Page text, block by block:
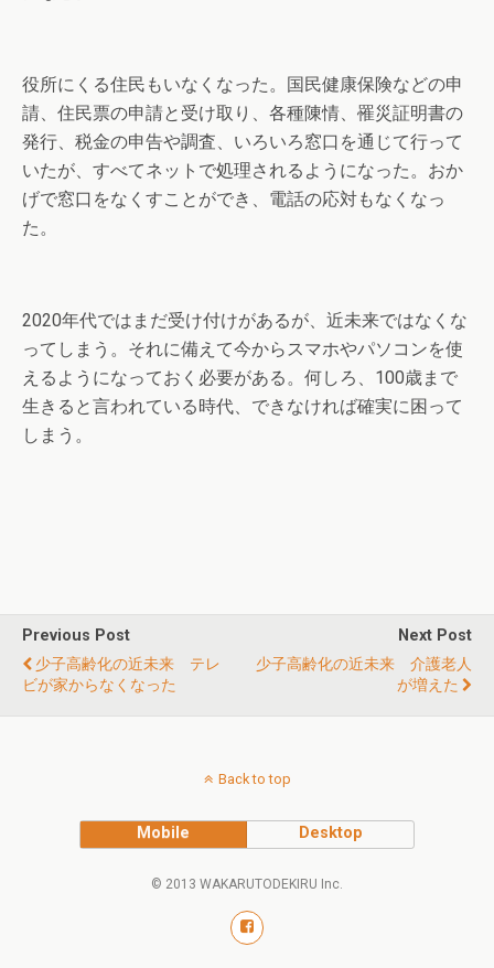
役所にくる住民もいなくなった。国民健康保険などの申
請、住民票の申請と受け取り、各種陳情、罹災証明書の
発行、税金の申告や調査、いろいろ窓口を通じて行って
いたが、すべてネットで処理されるようになった。おか
げで窓口をなくすことができ、電話の応対もなくなっ
た。
2020年代ではまだ受け付けがあるが、近未来ではなくな
ってしまう。それに備えて今からスマホやパソコンを使
えるようになっておく必要がある。何しろ、100歳まで
生きると言われている時代、できなければ確実に困って
しまう。
Previous Post
少子高齢化の近未来 テレ
ビが家からなくなった
Next Post
少子高齢化の近未来 介護老人
が増えた
Back to top
Mobile Desktop
© 2013 WAKARUTODEKIRU Inc.